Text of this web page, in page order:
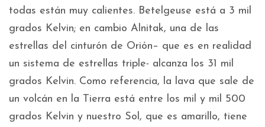
todas están muy calientes. Betelgeuse está a 3 mil
grados Kelvin; en cambio Alnitak, una de las
estrellas del cinturón de Orión– que es en realidad
un sistema de estrellas triple- alcanza los 31 mil
grados Kelvin. Como referencia, la lava que sale de
un volcán en la Tierra está entre los mil y mil 500
grados Kelvin y nuestro Sol, que es amarillo, tiene